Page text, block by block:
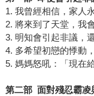
1. 我曾經相信，家人
2. 將來到了天堂，我
3. 明知會引起非議，
4. 多希望初戀的悸動
5. 媽媽怒吼：「現在
第二部 面對殘忍霸凌